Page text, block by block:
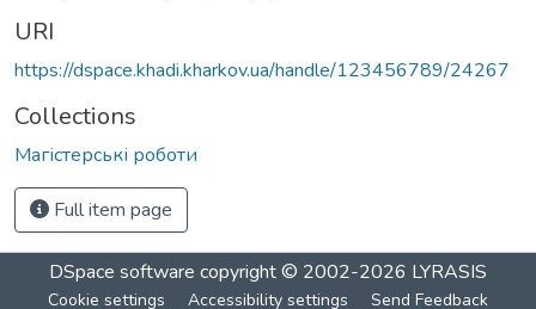
URI
https://dspace.khadi.kharkov.ua/handle/123456789/24267
Collections
Магістерські роботи
Full item page
DSpace software copyright © 2002-2026 LYRASIS
Cookie settings Accessibility settings Send Feedback